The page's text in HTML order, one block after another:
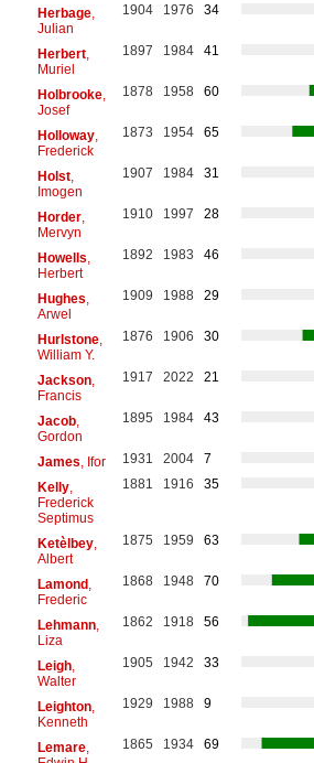
Herbage,
Julian
1904 1976 34
Herbert,
Muriel
1897 1984 41
Holbrooke,
Josef
1878 1958 60
Holloway,
Frederick
1873 1954 65
Holst,
Imogen
1907 1984 31
Horder,
Mervyn
1910 1997 28
Howells
Herbert
1892 1983 46
Hughes
Arwel
1909 1988 29
Hurlstone,
William Y.
1876 1906 30
Jackson,
Francis
1917 2022 21
Jacob,
Gordon
1895 1984 43
James , Ifor 1931 2004
7
Kelly,
Frederick
Septimus
1881 1916 35
Ketèlbey,
Albert
1875 1959 63
Lamond,
Frederic
1868 1948 70
Lehmann,
Liza
1862 1918 56
Leigh,
Walter
1905 1942 33
Leighton,
Kenneth
1929 1988 9
Lemare,
1865 1934 69